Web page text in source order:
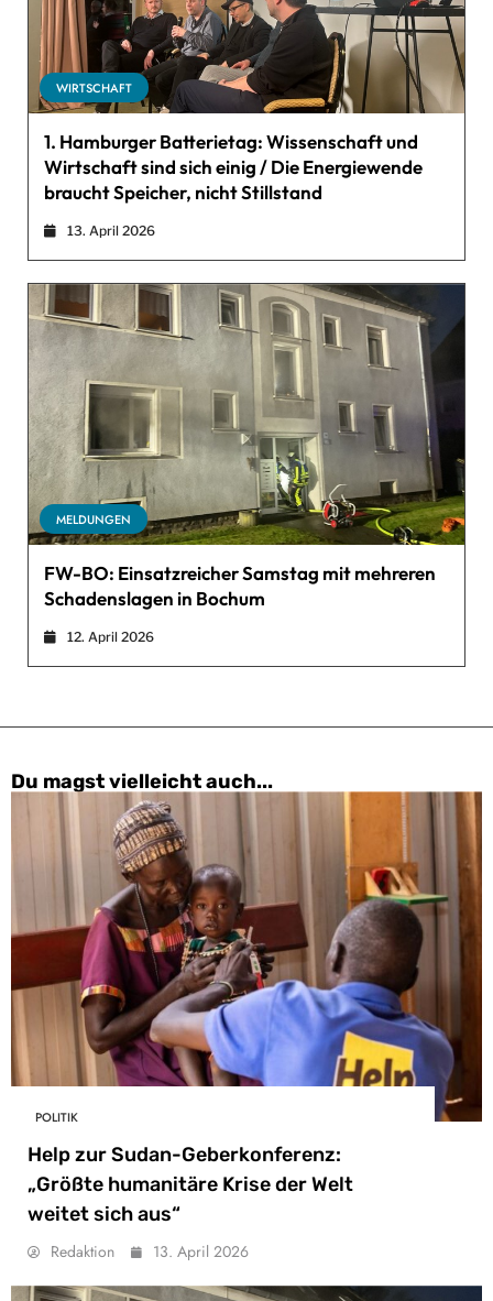
WIRTSCHAFT
1. Hamburger Batterietag: Wissenschaft und
Wirtschaft sind sich einig / Die Energiewende
braucht Speicher, nicht Stillstand
13. April 2026
MELDUNGEN
FW-BO: Einsatzreicher Samstag mit mehreren
Schadenslagen in Bochum
12. April 2026
Du magst vielleicht auch...
POLITIK
Help zur Sudan-Geberkonferenz:
„Größte humanitäre Krise der Welt
weitet sich aus“
Redaktion 13. April 2026